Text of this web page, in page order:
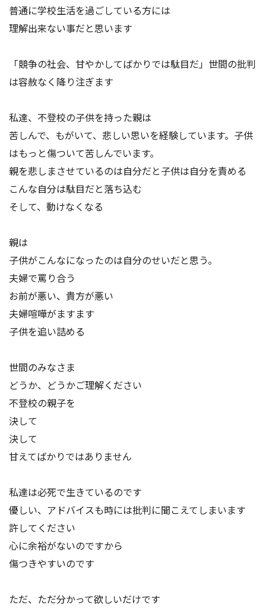
普通に学校生活を過ごしている方には
理解出来ない事だと思います
「競争の社会、甘やかしてばかりでは駄目だ」世間の批判
は容赦なく降り注ぎます
私達、不登校の子供を持った親は
苦しんで、もがいて、悲しい思いを経験しています。子供
はもっと傷ついて苦しんでいます。
親を悲しまさせているのは自分だと子供は自分を責める
こんな自分は駄目だと落ち込む
そして、動けなくなる
親は
子供がこんなになったのは自分のせいだと思う。
夫婦で罵り合う
お前が悪い、貴方が悪い
夫婦喧嘩がますます
子供を追い詰める
世間のみなさま
どうか、どうかご理解ください
不登校の親子を
決して
決して
甘えてばかりではありません
私達は必死で生きているのです
優しい、アドバイスも時には批判に聞こえてしまいます
許してください
心に余裕がないのですから
傷つきやすいのです
ただ、ただ分かって欲しいだけです